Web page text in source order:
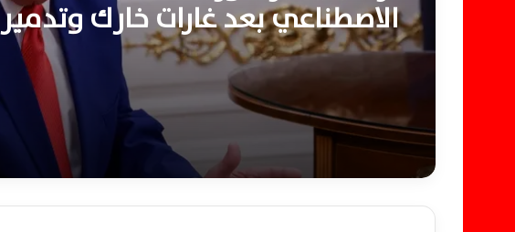
الاصطناعي بعد غارات خارك وتدمير
ناقلات النفط الإيرانية